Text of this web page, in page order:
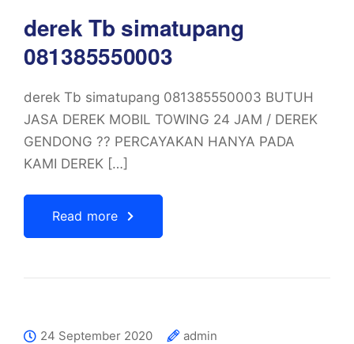
derek Tb simatupang
081385550003
derek Tb simatupang 081385550003 BUTUH
JASA DEREK MOBIL TOWING 24 JAM / DEREK
GENDONG ?? PERCAYAKAN HANYA PADA
KAMI DEREK […]
Read more
24 September 2020
admin